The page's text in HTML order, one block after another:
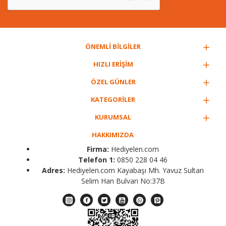
yazıldığı kalplerle taçlandırılmış mutluluğu temsil eden
almaktadır. Tasarımlar sınırsız örneklerden oluşmaktadır.
ÖNEMLİ BİLGİLER
HIZLI ERİŞİM
ÖZEL GÜNLER
KATEGORİLER
KURUMSAL
HAKKIMIZDA
Firma: Hediyelen.com
Telefon 1: 0850 228 04 46
Adres: Hediyelen.com Kayabaşı Mh. Yavuz Sultan
Selim Han Bulvarı No:37B